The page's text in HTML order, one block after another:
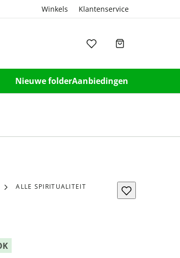
Winkels Klantenservice
Nieuwe folderAanbiedingen
ALLE SPIRITUALITEIT